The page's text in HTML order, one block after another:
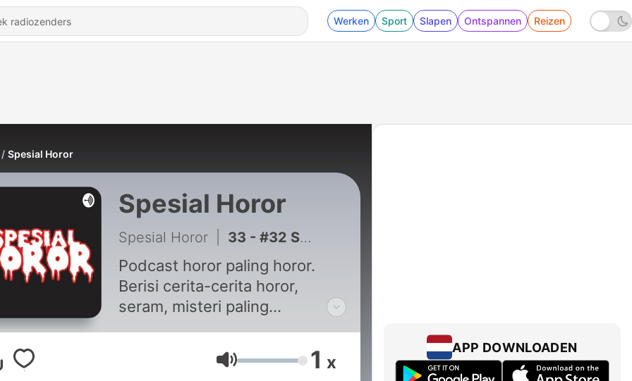
Werken Sport Slapen Ontspannen Reizen
Spesial Horor
Spesial Horor
Spesial Horor 33 - #32 Sedan Hantu (Perjalanan Malam Yang Menyeramkan)
Podcast horor paling horor.
Berisi cerita-cerita horor,
seram, misteri paling
kalian yang berani takut.
Kerjasama, hubungi email:
Volume 1 x
APP DOWNLOADEN